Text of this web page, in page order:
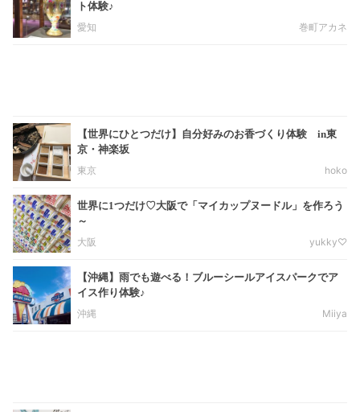
ト体験♪
愛知
巻町アカネ
【世界にひとつだけ】自分好みのお香づくり体験 in東
京・神楽坂
東京
hoko
世界に1つだけ♡大阪で「マイカップヌードル」を作ろう
～
大阪
yukky♡
【沖縄】雨でも遊べる！ブルーシールアイスパークでア
イス作り体験♪
沖縄
Miiya